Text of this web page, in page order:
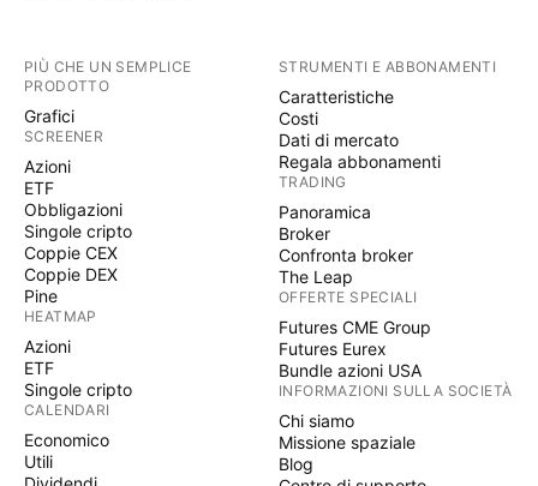
PIÙ CHE UN SEMPLICE
PRODOTTO
Grafici
SCREENER
Azioni
ETF
Obbligazioni
Singole cripto
Coppie CEX
Coppie DEX
Pine
HEATMAP
Azioni
ETF
Singole cripto
CALENDARI
Economico
Utili
STRUMENTI E ABBONAMENTI
Caratteristiche
Costi
Dati di mercato
Regala abbonamenti
TRADING
Panoramica
Broker
Confronta broker
The Leap
OFFERTE SPECIALI
Futures CME Group
Futures Eurex
Bundle azioni USA
INFORMAZIONI SULLA SOCIETÀ
Chi siamo
Missione spaziale
Blog